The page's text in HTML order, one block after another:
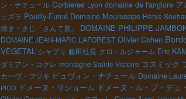
ン・ナチュール Corbieres Lyon domaine de l'anglore ア
ュズラ Pouilly-Fumé Domaine Mouressipe Herve
焼き・きじ「さんて寛」
DOMAINE PHILIPPE
DOMAINE JEAN-MARC LAFOREST Olivier Cohen
VEGETAL シャブリ 藤田社長 クロ・ルジャール Eric
ダミアン・コクレ montagne Sainte Victoire コスミック
カーヴ・フジキ ビュヴォン・ナチュール Domaine
PICO ドメーヌ・リショーム ドメーヌ・ル・ブ・デュ